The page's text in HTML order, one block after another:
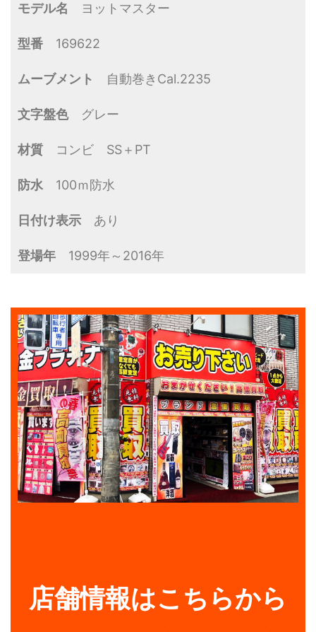
モデル名 ヨットマスター
型番 169622
ムーブメント 自動巻きCal.2235
文字盤色グレー
材質 コンビ SS＋PT
防水 100ｍ防水
日付け表示 あり
登場年 1999年～2016年
店舗情報はこちらから